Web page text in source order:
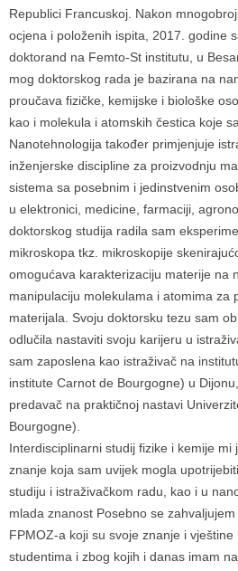
Republici Francuskoj. Nakon
ocjena i položenih ispita, 2017. godine
doktorand na Femto-St institutu, u
mog doktorskog rada je bazirana na
proučava fizičke, kemijske i biološke
kao i molekula i atomskih čestica koje
Nanotehnologija također primjenjuje
inženjerske discipline za proizvodnju
sistema sa posebnim i jedinstvenim
u elektronici, medicine, farmaciji,
doktorskog studija radila sam
mikroskopa tkz. mikroskopije
omogućava karakterizaciju materije na
manipulaciju molekulama i atomima za
materijala. Svoju doktorsku tezu sam
odlučila nastaviti svoju karijeru u
sam zaposlena kao istraživač na
institute Carnot de Bourgogne) u
predavač na praktičnoj nastavi
Bourgogne).
Interdisciplinarni studij fizike i kemije mi
znanje koja sam uvijek mogla
studiju i istraživačkom radu, kao i u
mlada znanost Posebno se
FPMOZ-a koji su svoje znanje i vještine
studentima i zbog kojih i danas imam